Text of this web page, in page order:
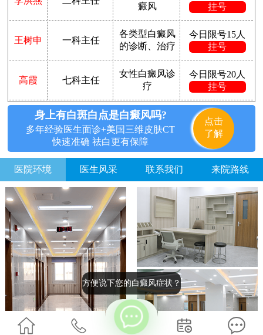
癜风
挂号
王树申 一科主任
各类型白癜风
的诊断、治疗
今日限号15人
挂号
高霞 七科主任
女性白癜风诊
疗
今日限号20人
挂号
身上有白斑白点是白癜风吗?
多年经验医生面诊+美国三维皮肤CT
快速准确 祛白更有保障
点击
了解
医院环境 医生风采 联系我们 来院路线
方便说下您的白癜风症状？